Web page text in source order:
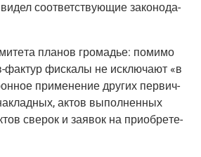
соот­вет­ству­ю­щие зако­но­да­
пла­нов гро­мадье: поми­мо
фак­тур фис­ка­лы не исклю­ча­ют «в
при­ме­не­ние дру­гих пер­вич­
актов выпол­нен­ных
све­рок и заявок на при­об­ре­те­